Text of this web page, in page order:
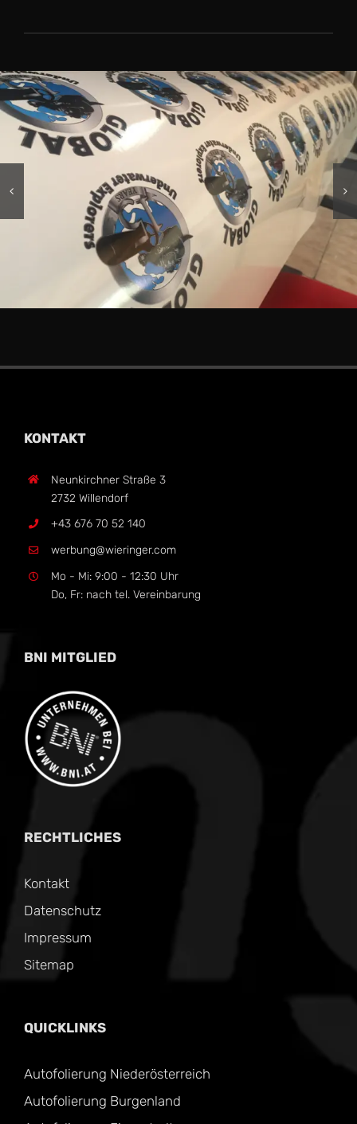
KONTAKT
Neunkirchner Straße 3
2732 Willendorf
+43 676 70 52 140
werbung@wieringer.com
Mo - Mi: 9:00 - 12:30 Uhr
Do, Fr: nach tel. Vereinbarung
BNI MITGLIED
RECHTLICHES
Kontakt
Datenschutz
Impressum
Sitemap
QUICKLINKS
Autofolierung Niederösterreich
Autofolierung Burgenland